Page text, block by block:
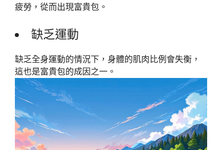
疲勞，從而出現富貴包。
缺乏運動
缺乏全身運動的情況下，身體的肌肉比例會失衡，
這也是富貴包的成因之一。